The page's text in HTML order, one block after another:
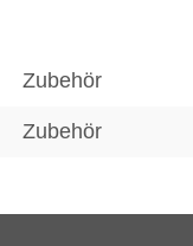
Zubehör
Zubehör